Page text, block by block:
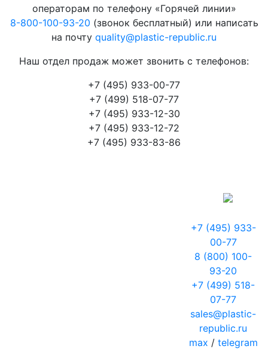
операторам по телефону «Горячей линии»
8-800-100-93-20 (звонок бесплатный) или написать
на почту quality@plastic-republic.ru
Наш отдел продаж может звонить с телефонов:
+7 (495) 933-00-77
+7 (499) 518-07-77
+7 (495) 933-12-30
+7 (495) 933-12-72
+7 (495) 933-83-86
+7 (495) 933-
00-77
8 (800) 100-
93-20
+7 (499) 518-
07-77
sales@plastic-
republic.ru
max / telegram